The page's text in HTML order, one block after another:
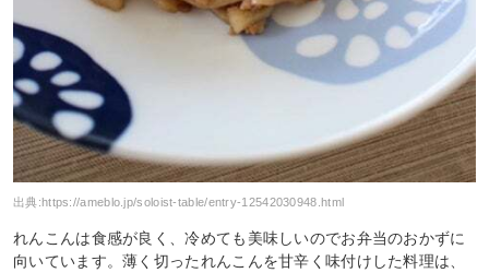
出典:https://ameblo.jp/soloist-table/entry-12542030948.html
れんこんは食感が良く、冷めても美味しいのでお弁当のおかずに
向いています。薄く切ったれんこんを甘辛く味付けした料理は、